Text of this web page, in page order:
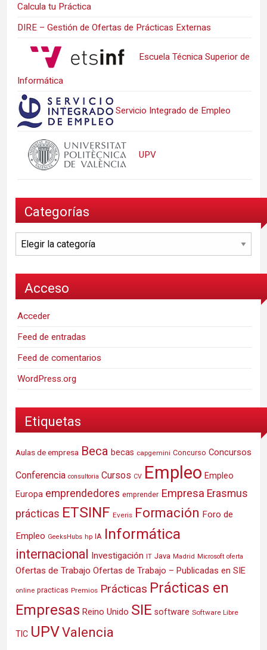
Calcula tu Práctica
DIRE – Gestión de Ofertas de Prácticas Externas
Escuela Técnica Superior de
Informática
Servicio Integrado de Empleo
UPV
Categorías
Categorías
Acceso
Acceder
Feed de entradas
Feed de comentarios
WordPress.org
Etiquetas
Aulas de empresa Beca becas capgemini Concurso Concursos
Conferencia consultoria Cursos CV Empleo Empleo
Europa emprendedores emprender Empresa Erasmus
prácticas ETSINF Everis Formación Foro de
Empleo GeeksHubs hp IA Informática
internacional Investigación IT Java Madrid Microsoft oferta
Ofertas de Trabajo Ofertas de Trabajo – Publicadas en SIE
online practicas Premios Prácticas Prácticas en
Empresas Reino Unido SIE software Software Libre
TIC UPVValencia